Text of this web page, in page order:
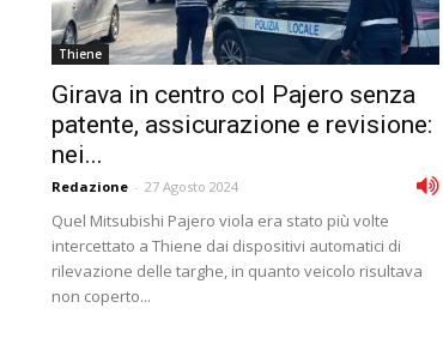
Thiene
Girava in centro col Pajero senza
patente, assicurazione e revisione:
nei...
Redazione - 27 Agosto 2024
Quel Mitsubishi Pajero viola era stato più volte
intercettato a Thiene dai dispositivi automatici di
rilevazione delle targhe, in quanto veicolo risultava
non coperto...